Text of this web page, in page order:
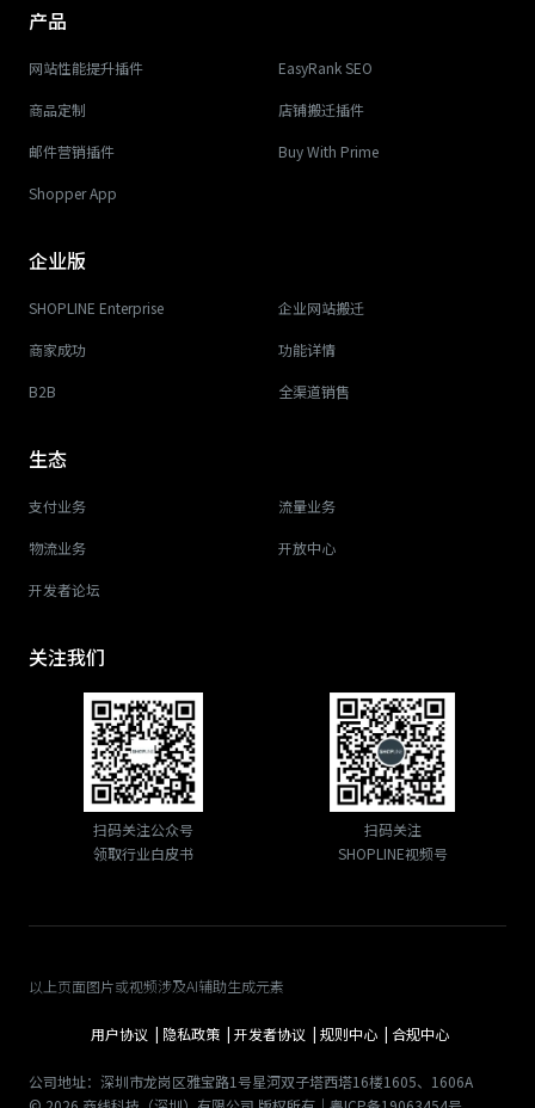
产品
网站性能提升插件 EasyRank SEO
商品定制 店铺搬迁插件
邮件营销插件 Buy With Prime
Shopper App
企业版
SHOPLINE Enterprise 企业网站搬迁
商家成功 功能详情
B2B 全渠道销售
生态
支付业务 流量业务
物流业务 开放中心
开发者论坛
关注我们
扫码关注公众号
领取行业白皮书
扫码关注
SHOPLINE视频号
以上页面图片或视频涉及AI辅助生成元素
用户协议 | 隐私政策 | 开发者协议 | 规则中心 | 合规中心
公司地址：深圳市龙岗区雅宝路1号星河双子塔西塔16楼1605、1606A